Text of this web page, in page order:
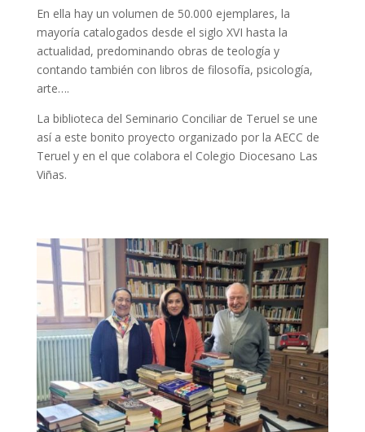
En ella hay un volumen de 50.000 ejemplares, la
mayoría catalogados desde el siglo XVI hasta la
actualidad, predominando obras de teología y
contando también con libros de filosofía, psicología,
arte….
La biblioteca del Seminario Conciliar de Teruel se une
así a este bonito proyecto organizado por la AECC de
Teruel y en el que colabora el Colegio Diocesano Las
Viñas.